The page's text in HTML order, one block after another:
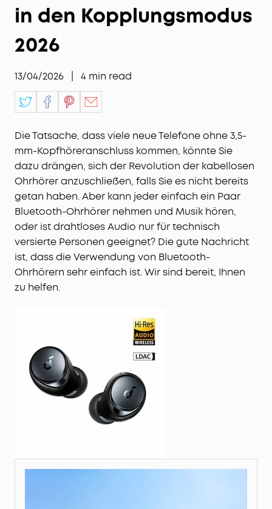
in den Kopplungsmodus
2026
13/04/2026 4 min read
Die Tatsache, dass viele neue Telefone ohne 3,5-
mm-Kopfhöreranschluss kommen, könnte Sie
dazu drängen, sich der Revolution der kabellosen
Ohrhörer anzuschließen, falls Sie es nicht bereits
getan haben. Aber kann jeder einfach ein Paar
Bluetooth-Ohrhörer nehmen und Musik hören,
oder ist drahtloses Audio nur für technisch
versierte Personen geeignet? Die gute Nachricht
ist, dass die Verwendung von Bluetooth-
Ohrhörern sehr einfach ist. Wir sind bereit, Ihnen
zu helfen.